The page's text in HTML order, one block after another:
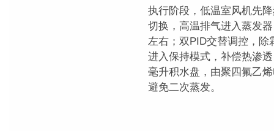
执行阶段，低温室风机先
切换，高温排气进入蒸发
左右；双PID交替调控，除
进入保持模式，补偿热渗
毫升积水盘，由聚四氟乙
避免二次蒸发。